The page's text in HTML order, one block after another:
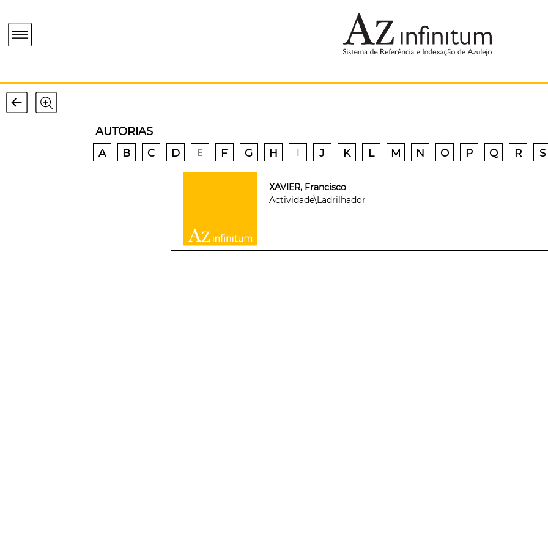
AUTORIAS
A B C D E F G H I J K L M N O P Q R S
XAVIER, Francisco
Actividade\Ladrilhador